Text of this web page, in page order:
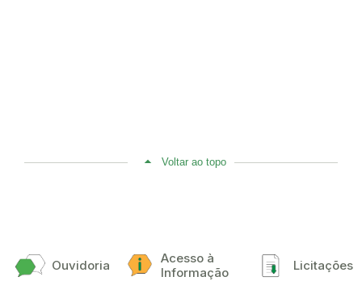
Voltar ao topo
Ouvidoria
Acesso à
Informação
Licitações